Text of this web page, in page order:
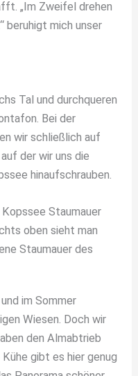
„Im Zweifel drehen
beruhigt mich unser
Tal und durchqueren
Bei der
wir schließlich auf
der wir uns die
hinaufschrauben.
oben sieht man
Staumauer des
im Sommer
Wiesen. Doch wir
den Almabtrieb
gibt es hier genug